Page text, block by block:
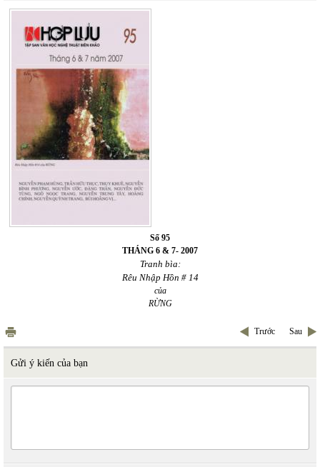
Số 95
THÁNG 6 & 7- 2007
Tranh bìa:
Rêu Nhập Hồn # 14
của
RỪNG
Trước Sau
Gửi ý kiến của bạn